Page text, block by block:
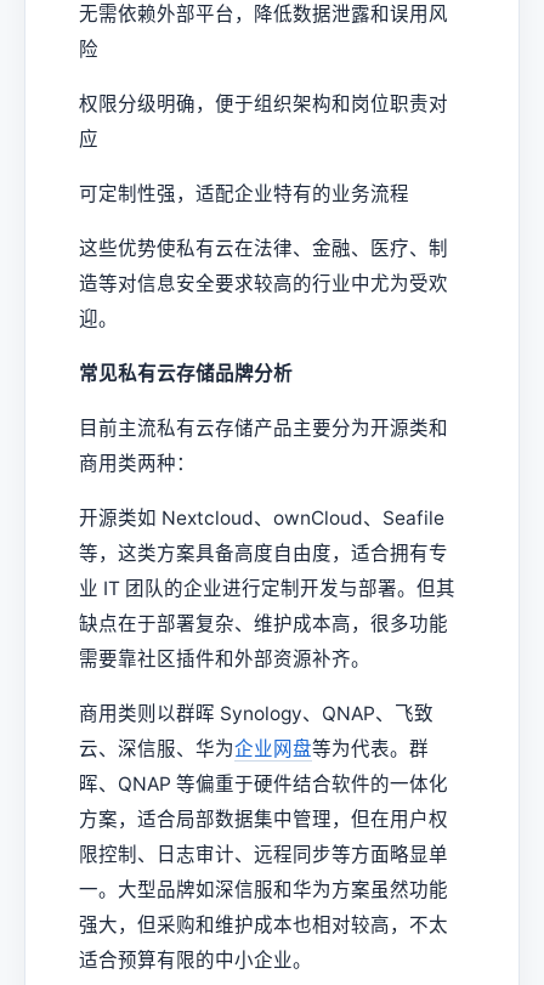
无需依赖外部平台，降低数据泄露和误用风
险
权限分级明确，便于组织架构和岗位职责对
应
可定制性强，适配企业特有的业务流程
这些优势使私有云在法律、金融、医疗、制
造等对信息安全要求较高的行业中尤为受欢
迎。
常见私有云存储品牌分析
目前主流私有云存储产品主要分为开源类和
商用类两种：
开源类如 Nextcloud、ownCloud、Seafile
等，这类方案具备高度自由度，适合拥有专
业 IT 团队的企业进行定制开发与部署。但其
缺点在于部署复杂、维护成本高，很多功能
需要靠社区插件和外部资源补齐。
商用类则以群晖 Synology、QNAP、飞致
云、深信服、华为企业网盘等为代表。群
晖、QNAP 等偏重于硬件结合软件的一体化
方案，适合局部数据集中管理，但在用户权
限控制、日志审计、远程同步等方面略显单
一。大型品牌如深信服和华为方案虽然功能
强大，但采购和维护成本也相对较高，不太
适合预算有限的中小企业。